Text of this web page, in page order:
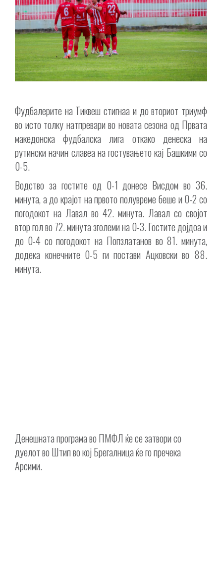
Фудбалерите на Тиквеш стигнаа и до вториот триумф
во исто толку натпревари во новата сезона од Првата
македонска фудбалска лига откако денеска на
рутински начин славеа на гостувањето кај Башкими со
0-5.
Водство за гостите од 0-1 донесе Висдом во 36.
минута, а до крајот на првото полувреме беше и 0-2 со
погодокот на Лавал во 42. минута. Лавал со својот
втор гол во 72. минута зголеми на 0-3. Гостите дојдоа и
до 0-4 со погодокот на Попзлатанов во 81. минута,
додека конечните 0-5 ги постави Ацковски во 88.
минута.
Денешната програма во ПМФЛ ќе се затвори со
дуелот во Штип во кој Брегалница ќе го пречека
Арсими.